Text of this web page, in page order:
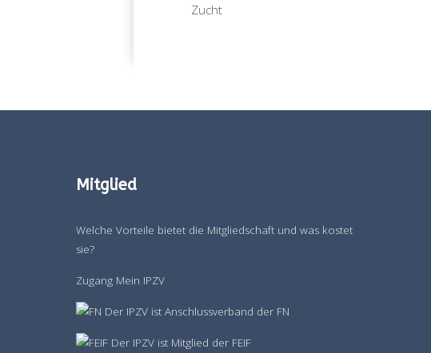
Zucht
Mitglied
Welche Vorteile bietet die Mitgliedschaft und was kostet
sie?
Zugang Mein IPZV
Der IPZV ist Anschlussverband der FN
Der IPZV ist Mitglied der FEIF